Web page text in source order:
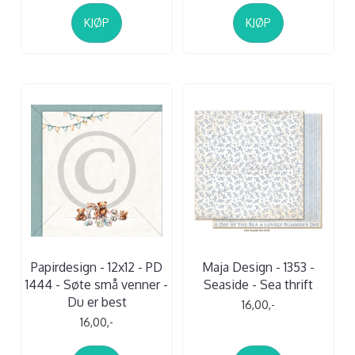
KJØP KJØP
Papirdesign - 12x12 - PD
1444 - Søte små venner -
Du er best
16,00,-
Maja Design - 1353 -
Seaside - Sea thrift
16,00,-